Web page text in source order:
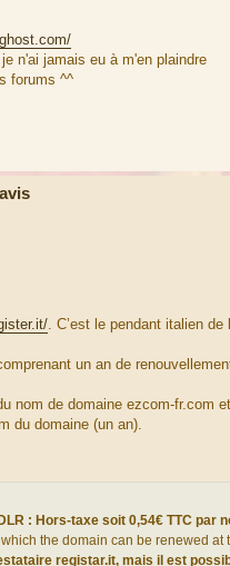
n'ai jamais eu à m'en plaindre
forums ^^
. C’est le pendant italien de
un an de
nom de domaine ezcom-fr.com
du domaine (un an).
: Hors-taxe soit 0,54€ TTC par
which the domain can be renewed at
registar.it, mais il est